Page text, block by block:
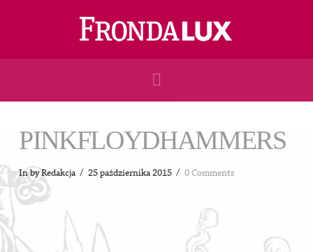
PINKFLOYDHAMMERS
In by Redakcja 25 października 2015 0 Comments